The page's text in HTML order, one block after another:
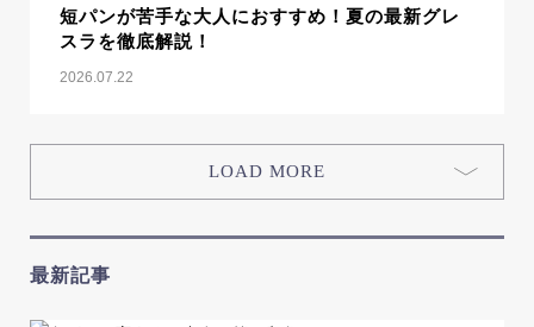
短パンが苦手な大人におすすめ！夏の最新グレ
スラを徹底解説！
2026.07.22
LOAD MORE
最新記事